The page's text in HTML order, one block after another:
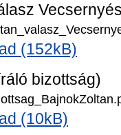
(152kB)
bizottság)
(10kB)